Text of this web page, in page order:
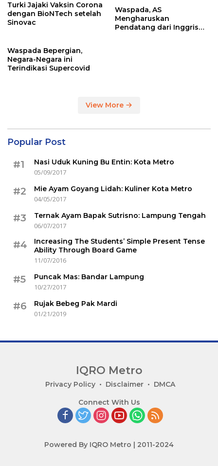
Turki Jajaki Vaksin Corona
dengan BioNTech setelah
Sinovac
Waspada, AS
Mengharuskan
Pendatang dari Inggris
Waspada Bepergian,
Negara-Negara ini
Terindikasi Supercovid
View More
Popular Post
#1
Nasi Uduk Kuning Bu Entin: Kota Metro
05/09/2017
#2
Mie Ayam Goyang Lidah: Kuliner Kota Metro
04/05/2017
#3
Ternak Ayam Bapak Sutrisno: Lampung Tengah
06/07/2017
#4
Increasing The Students’ Simple Present Tense
Ability Through Board Game
11/07/2016
#5
Puncak Mas: Bandar Lampung
10/27/2017
#6
Rujak Bebeg Pak Mardi
01/21/2019
IQRO Metro
Privacy Policy Disclaimer DMCA
Connect With Us
Powered By IQRO Metro | 2011-2024